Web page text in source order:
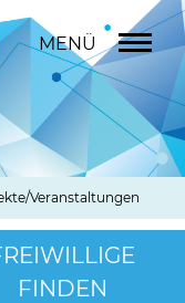
MENÜ
Veranstaltungen
FINDEN